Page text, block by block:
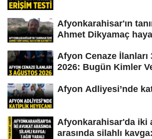
Afyonkarahisar'ın
Ahmet Dikyamaç
Afyon Cenaze
2026: Bugün Kimler
Afyon Adliyesi’nde
Afyonkarahisar'da iki
arasında silahlı